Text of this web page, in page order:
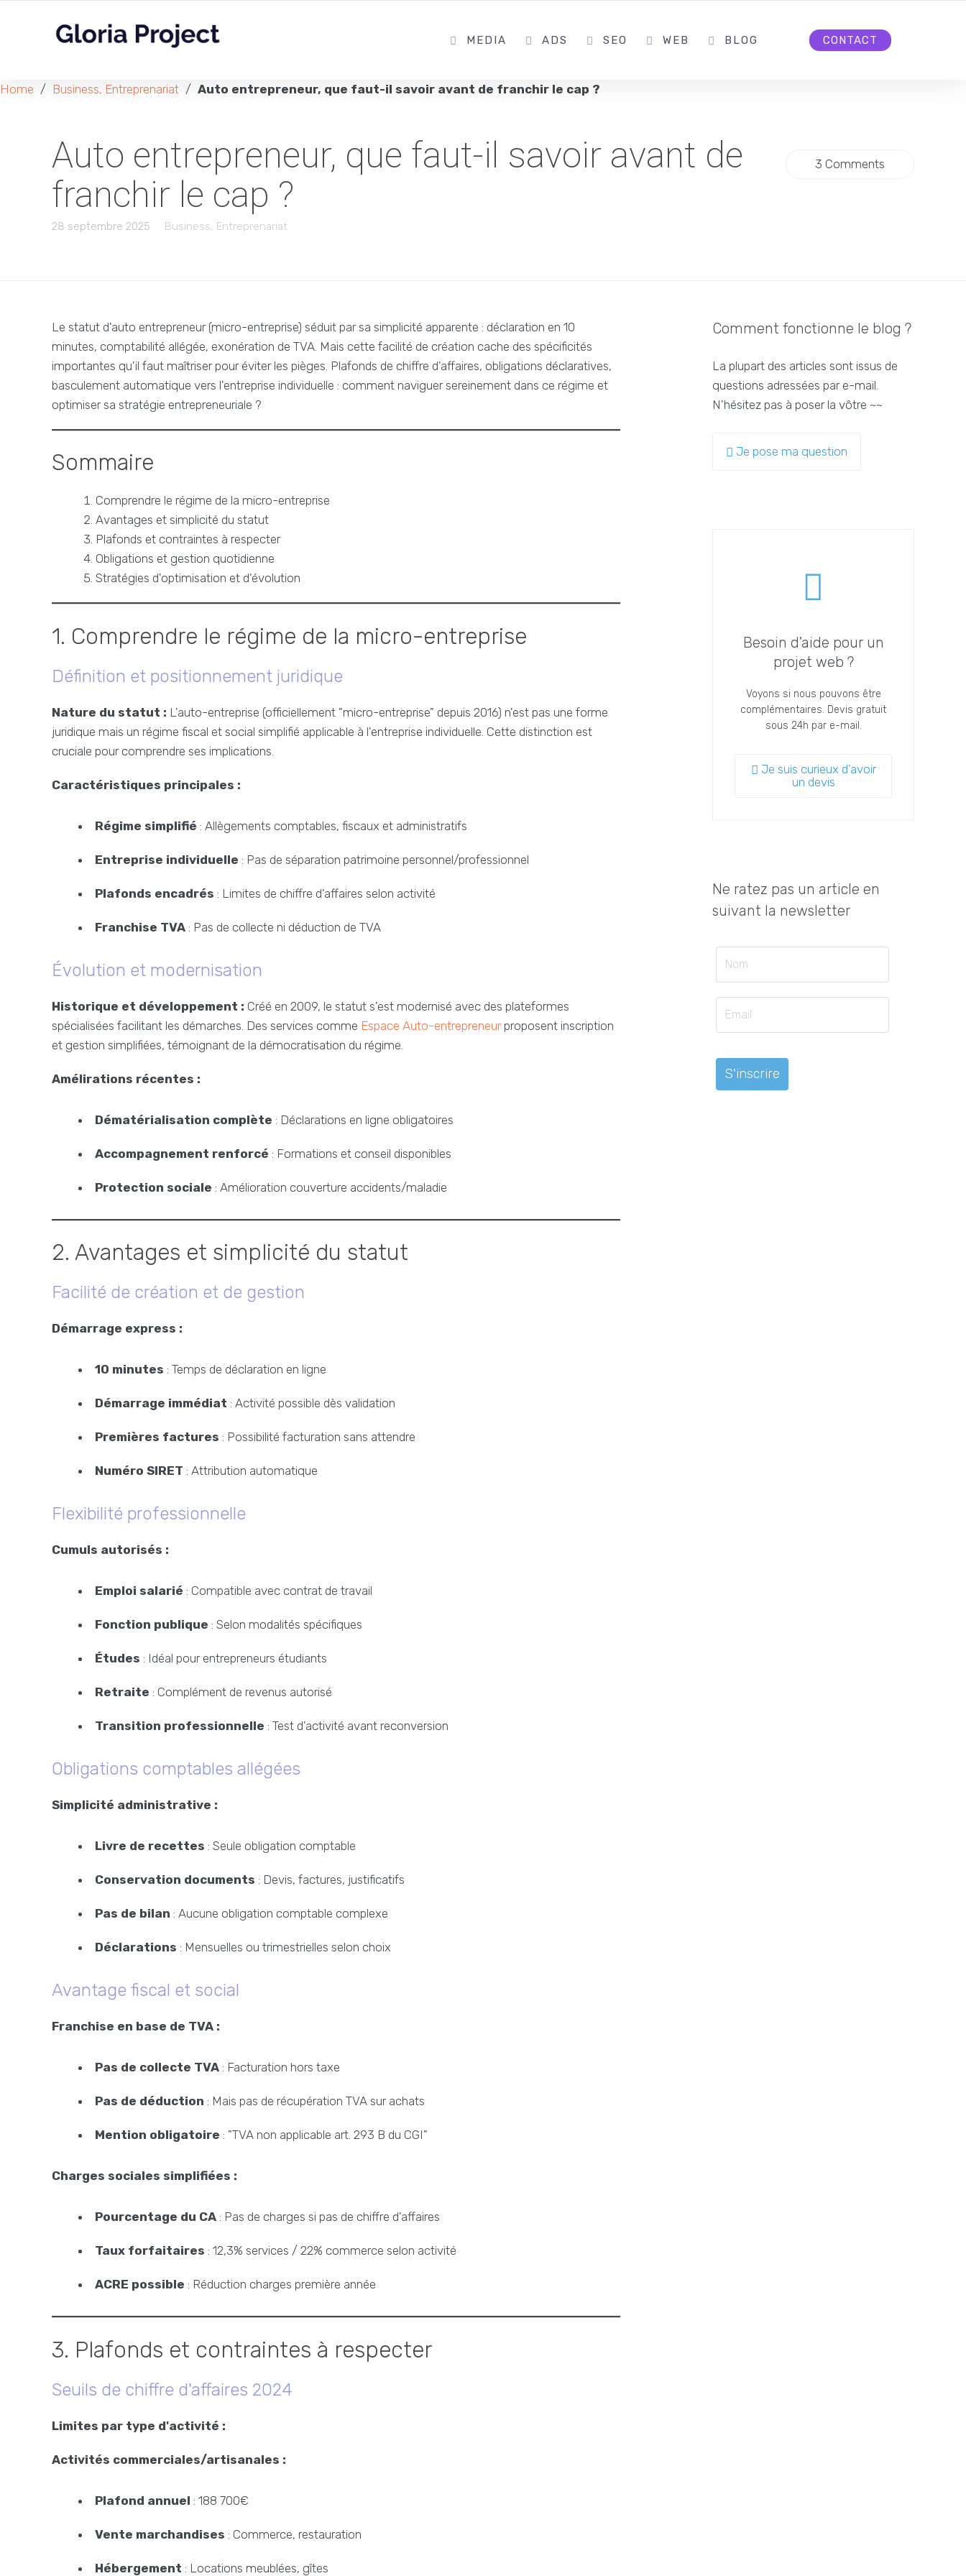
MEDIA ADS SEO WEB BLOG CONTACT
Home / Business, Entreprenariat / Auto entrepreneur, que faut-il savoir avant de franchir le cap ?
Auto entrepreneur, que faut-il savoir avant de
franchir le cap ?
28 septembre 2025 Business, Entreprenariat
3 Comments
Le statut d'auto entrepreneur (micro-entreprise) séduit par sa simplicité apparente : déclaration en 10
minutes, comptabilité allégée, exonération de TVA. Mais cette facilité de création cache des spécificités
importantes qu'il faut maîtriser pour éviter les pièges. Plafonds de chiffre d'affaires, obligations déclaratives,
basculement automatique vers l'entreprise individuelle : comment naviguer sereinement dans ce régime et
optimiser sa stratégie entrepreneuriale ?
Sommaire
Comprendre le régime de la micro-entreprise
Avantages et simplicité du statut
Plafonds et contraintes à respecter
Obligations et gestion quotidienne
Stratégies d'optimisation et d'évolution
1. Comprendre le régime de la micro-entreprise
Définition et positionnement juridique
Nature du statut : L'auto-entreprise (officiellement "micro-entreprise" depuis 2016) n'est pas une forme
juridique mais un régime fiscal et social simplifié applicable à l'entreprise individuelle. Cette distinction est
cruciale pour comprendre ses implications.
Caractéristiques principales :
Régime simplifié : Allègements comptables, fiscaux et administratifs
Entreprise individuelle : Pas de séparation patrimoine personnel/professionnel
Plafonds encadrés : Limites de chiffre d'affaires selon activité
Franchise TVA : Pas de collecte ni déduction de TVA
Évolution et modernisation
Historique et développement : Créé en 2009, le statut s'est modernisé avec des plateformes
spécialisées facilitant les démarches. Des services comme Espace Auto-entrepreneurproposent inscription
et gestion simplifiées, témoignant de la démocratisation du régime.
Amélirations récentes :
Dématérialisation complète : Déclarations en ligne obligatoires
Accompagnement renforcé : Formations et conseil disponibles
Protection sociale : Amélioration couverture accidents/maladie
2. Avantages et simplicité du statut
Facilité de création et de gestion
Démarrage express :
10 minutes : Temps de déclaration en ligne
Démarrage immédiat : Activité possible dès validation
Premières factures : Possibilité facturation sans attendre
Numéro SIRET : Attribution automatique
Flexibilité professionnelle
Cumuls autorisés :
Emploi salarié : Compatible avec contrat de travail
Fonction publique : Selon modalités spécifiques
Études : Idéal pour entrepreneurs étudiants
Retraite : Complément de revenus autorisé
Transition professionnelle : Test d'activité avant reconversion
Obligations comptables allégées
Simplicité administrative :
Livre de recettes : Seule obligation comptable
Conservation documents : Devis, factures, justificatifs
Pas de bilan : Aucune obligation comptable complexe
Déclarations : Mensuelles ou trimestrielles selon choix
Avantage fiscal et social
Franchise en base de TVA :
Pas de collecte TVA : Facturation hors taxe
Pas de déduction : Mais pas de récupération TVA sur achats
Mention obligatoire : "TVA non applicable art. 293 B du CGI"
Charges sociales simplifiées :
Pourcentage du CA : Pas de charges si pas de chiffre d'affaires
Taux forfaitaires : 12,3% services / 22% commerce selon activité
ACRE possible : Réduction charges première année
3. Plafonds et contraintes à respecter
Seuils de chiffre d'affaires 2024
Limites par type d'activité :
Activités commerciales/artisanales :
Plafond annuel : 188 700€
Vente marchandises : Commerce, restauration
Hébergement : Locations meublées, gîtes
Comment fonctionne le blog ?
La plupart des articles sont issus de
questions adressées par e-mail.
N'hésitez pas à poser la vôtre ~~
Je pose ma question
Besoin d'aide pour un
projet web ?
Voyons si nous pouvons être
complémentaires. Devis gratuit
sous 24h par e-mail.
Je suis curieux d'avoir
un devis
Ne ratez pas un article en
suivant la newsletter